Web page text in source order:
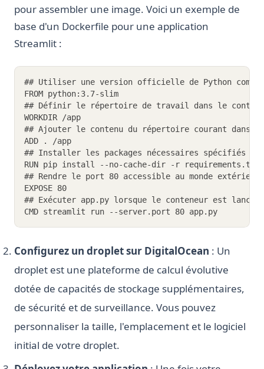
pour assembler une image. Voici un exemple de
base d'un Dockerfile pour une application
Streamlit :
## Utiliser une version officielle de Python comme
FROM python:3.7-slim
## Définir le répertoire de travail dans le
WORKDIR /app
## Ajouter le contenu du répertoire courant dans
ADD . /app
## Installer les packages nécessaires spécifiés
RUN pip install --no-cache-dir -r requirements.txt
## Rendre le port 80 accessible au monde extérieur
EXPOSE 80
## Exécuter app.py lorsque le conteneur est lancé
CMD streamlit run --server.port 80 app.py
Configurez un droplet sur DigitalOcean : Un
droplet est une plateforme de calcul évolutive
dotée de capacités de stockage supplémentaires,
de sécurité et de surveillance. Vous pouvez
personnaliser la taille, l'emplacement et le logiciel
initial de votre droplet.